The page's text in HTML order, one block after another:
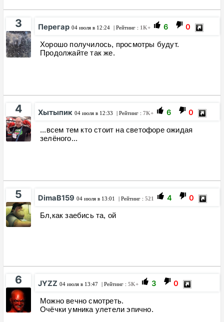
3 Перегар 04 июля в 12:24 | Рейтинг : 1K+ 6 0
Хорошо получилось, просмотры будут.
Продолжайте так же.
4 Хытыпик 04 июля в 12:33 | Рейтинг : 7K+ 6 0
...всем тем кто стоит на светофоре ожидая
зелёного...
5 DimaB159 04 июля в 13:01 | Рейтинг : 521 4 0
Бл,как заебись та, ой
6 JYZZ 04 июля в 13:47 | Рейтинг : 5K+ 3 0
Можно вечно смотреть.
Очёчки умника улетели эпично.